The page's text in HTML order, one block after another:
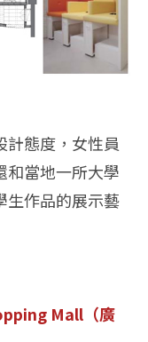
計態度，女性員
和當地一所大學
生作品的展示藝
Mall（廣